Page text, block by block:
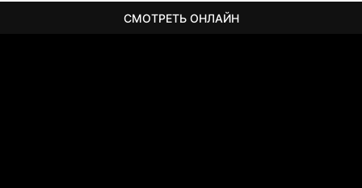
СМОТРЕТЬ ОНЛАЙН